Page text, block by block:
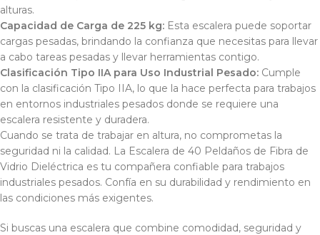
alturas.
Capacidad de Carga de 225 kg: Esta escalera puede soportar
cargas pesadas, brindando la confianza que necesitas para llevar
a cabo tareas pesadas y llevar herramientas contigo.
Clasificación Tipo IIA para Uso Industrial Pesado: Cumple
con la clasificación Tipo IIA, lo que la hace perfecta para trabajos
en entornos industriales pesados donde se requiere una
escalera resistente y duradera.
Cuando se trata de trabajar en altura, no comprometas la
seguridad ni la calidad. La Escalera de 40 Peldaños de Fibra de
Vidrio Dieléctrica es tu compañera confiable para trabajos
industriales pesados. Confía en su durabilidad y rendimiento en
las condiciones más exigentes.
Si buscas una escalera que combine comodidad, seguridad y